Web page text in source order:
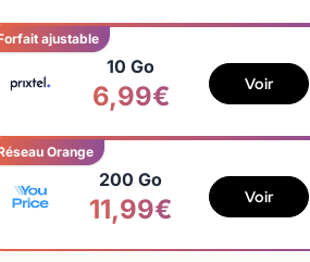
ajustable
10 Go
6,99€ Voir
Orange
200 Go
11,99€ Voir